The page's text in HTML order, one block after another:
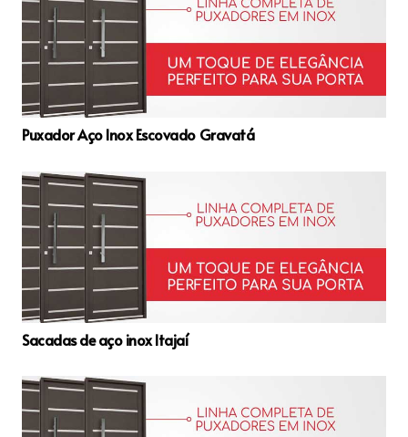
Puxador Aço Inox Escovado Gravatá
Sacadas de aço inox Itajaí